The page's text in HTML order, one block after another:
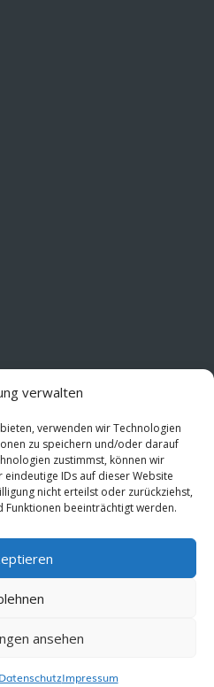
verwalten
verwenden wir Technologien
zu speichern und/oder darauf
zustimmst, können wir
IDs auf dieser Website
nicht erteilst oder zurückziehst,
beeinträchtigt werden.
ansehen
Impressum
wertvolle Impulse und
Entwicklung.Jetzt
Rechte vorbehalten.